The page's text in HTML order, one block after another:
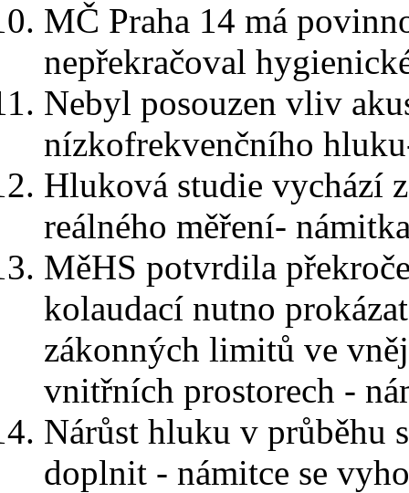
MČ Praha 14 má
nepřekračoval
Nebyl posouzen vliv
nízkofrekvenčního
Hluková studie vychází
reálného měření-
MěHS potvrdila
kolaudací nutno
zákonných limitů ve
vnitřních prostorech -
Nárůst hluku v průběhu
doplnit - námitce se